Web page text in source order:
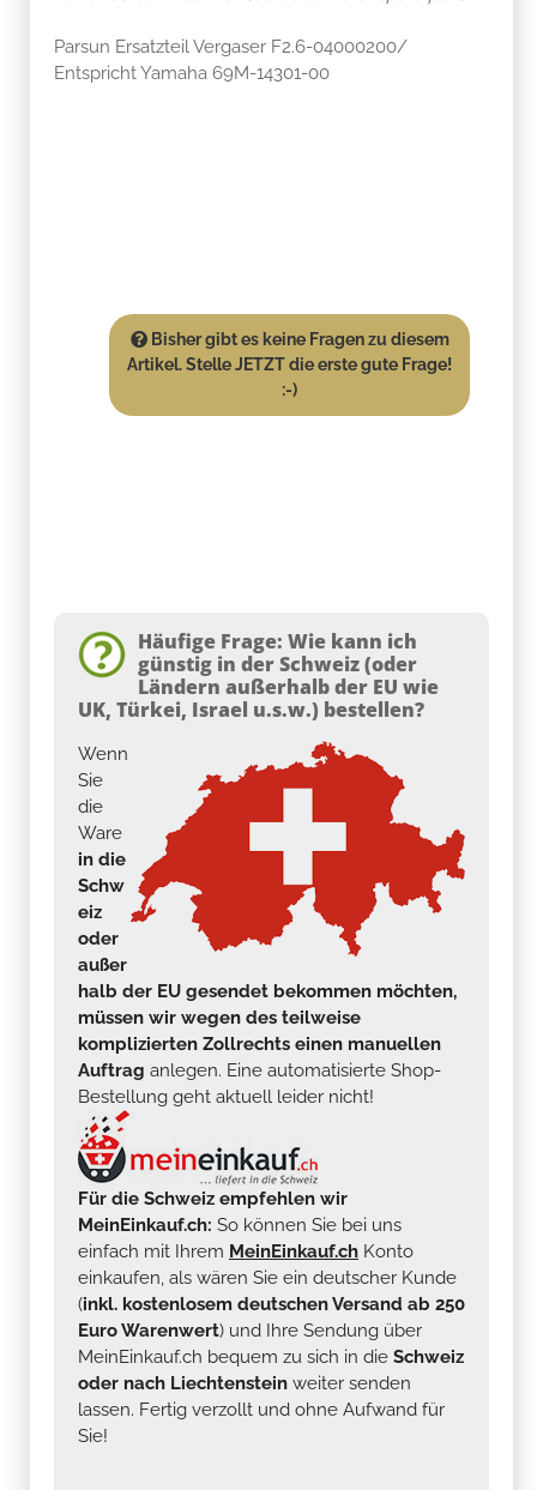
Parsun Ersatzteil Vergaser F2.6-04000200/
Entspricht Yamaha 69M-14301-00
Bisher gibt es keine Fragen zu diesem
Artikel. Stelle JETZT die erste gute Frage!
:-)
Häufige Frage: Wie kann ich
günstig in der Schweiz (oder
Ländern außerhalb der EU wie
UK, Türkei, Israel u.s.w.) bestellen?
Wenn
Sie
die
Ware
in die
Schw
eiz
oder
außer
halb der EU gesendet bekommen möchten,
müssen wir wegen des teilweise
komplizierten Zollrechts einen manuellen
Auftrag anlegen. Eine automatisierte Shop-
Bestellung geht aktuell leider nicht!
Für die Schweiz empfehlen wir
MeinEinkauf.ch: So können Sie bei uns
einfach mit Ihrem MeinEinkauf.ch Konto
einkaufen, als wären Sie ein deutscher Kunde
(inkl. kostenlosem deutschen Versand ab 250
Euro Warenwert) und Ihre Sendung über
MeinEinkauf.ch bequem zu sich in die Schweiz
oder nach Liechtenstein weiter senden
lassen. Fertig verzollt und ohne Aufwand für
Sie!